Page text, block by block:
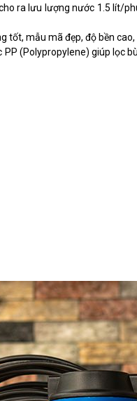
ra lưu lượng nước 1.5 lít/
tốt, mẫu mã đẹp, độ bền
(Polypropylene) giúp lọc